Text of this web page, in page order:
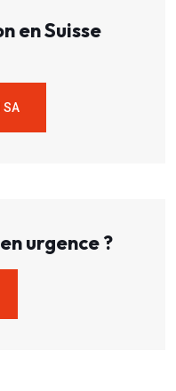
en Suisse
SA
urgence ?